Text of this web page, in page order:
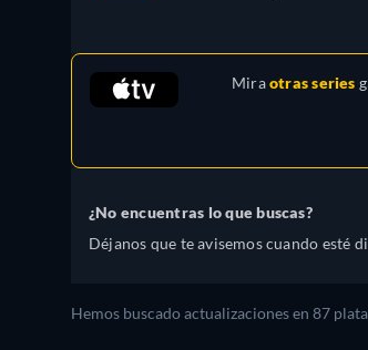
Miraotras series
¿No encuentras lo que buscas?
Déjanos que te avisemos cuando esté
Hemos buscado actualizaciones en 87